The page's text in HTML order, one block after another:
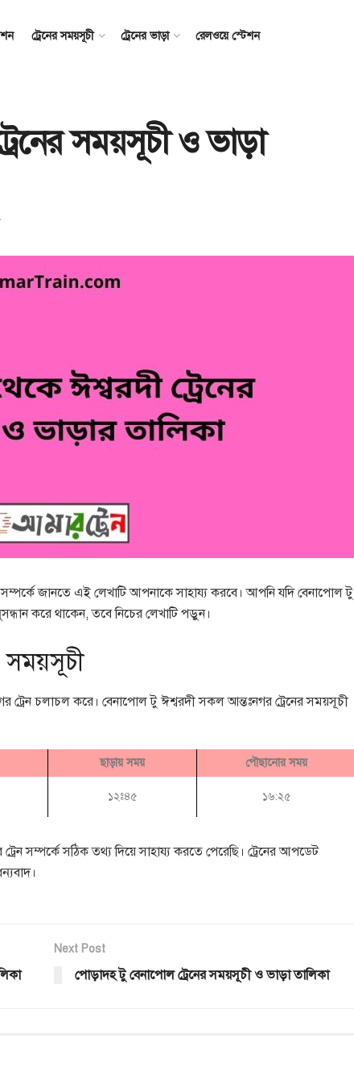
ট্রেনের সময়সূচী ট্রেনের ভাড়া রেলওয়ে স্টেশন
সময়সূচী ও ভাড়া
জানতে এই লেখাটি আপনাকে সাহায্য করবে। আপনি যদি বেনাপোল টু
করে থাকেন, তবে নিচের লেখাটি পড়ুন।
সময়সূচী
ট্রেন চলাচল করে। বেনাপোল টু ঈশ্বরদী সকল আন্তঃনগর ট্রেনের সময়সূচী
ছাড়ায় সময় পৌছানোর সময়
১২ঃ৪৫ ১৬:২৫
সম্পর্কে সঠিক তথ্য দিয়ে সাহায্য করতে পেরেছি। ট্রেনের আপডেট
Next Post
পোড়াদহ টু বেনাপোল ট্রেনের সময়সূচী ও ভাড়া তালিকা